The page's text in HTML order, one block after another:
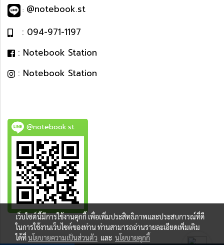
: @notebook.st
: 094-971-1197
: Notebook Station
: Notebook Station
@notebook.st
BEST DEAL
เว็บไซต์นี้มีการใช้งานคุกกี้ เพื่อเพิ่มประสิทธิภาพและประสบการณ์ที่ดี
ในการใช้งานเว็บไซต์ของท่าน ท่านสามารถอ่านรายละเอียดเพิ่มเติม
ได้ที่นโยบายความเป็นส่วนตัว และ นโยบายคุกกี้